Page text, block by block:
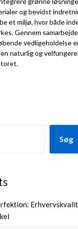
og bevidst
et miljø, hvor både
Gennem
vedligeholdelse
naturlig og
Søg